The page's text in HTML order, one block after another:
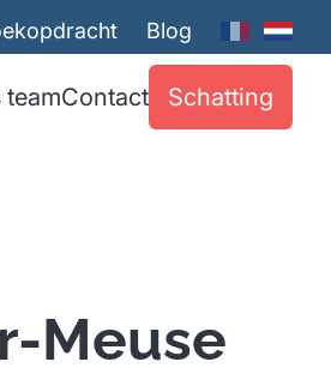
Blog
teamContact Schatting
Meuse